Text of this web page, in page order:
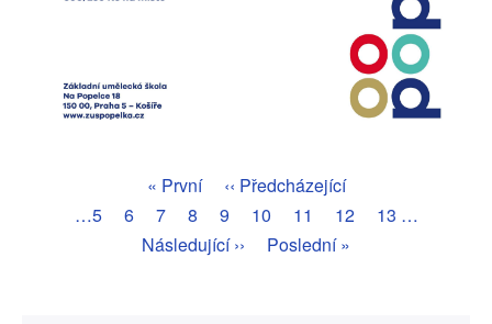
Pagination
First
page
« První
Předchozí
stránka
‹‹ Předcházející
Page
…5 Page
6 Page
7 Page
8
Aktuální
stránka
9 Page
10 Page
11 Page
12 Page
13 …
Následující
Následující ››
Poslední
Poslední »